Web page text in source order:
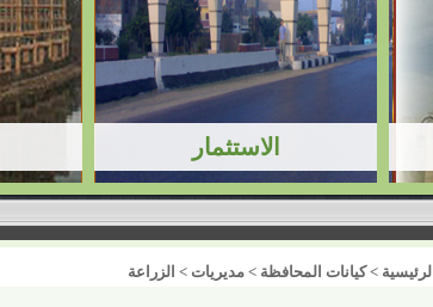
الرئيسية >كيانات المحافظة > مديريات > الزراعة